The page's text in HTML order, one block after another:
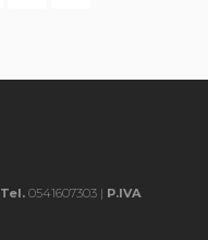
Tel. 0541607303 | P.IVA